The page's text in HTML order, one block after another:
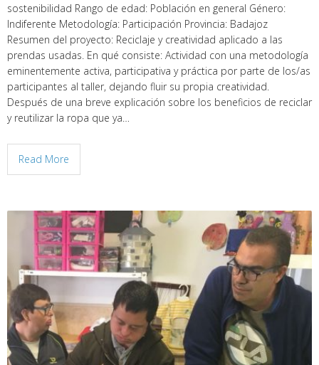
sostenibilidad Rango de edad: Población en general Género:
Indiferente Metodología: Participación Provincia: Badajoz
Resumen del proyecto: Reciclaje y creatividad aplicado a las
prendas usadas. En qué consiste: Actividad con una metodología
eminentemente activa, participativa y práctica por parte de los/as
participantes al taller, dejando fluir su propia creatividad.
Después de una breve explicación sobre los beneficios de reciclar
y reutilizar la ropa que ya…
Read More